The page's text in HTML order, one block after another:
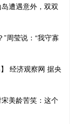
遭遇意外，双双
周莹说：“我守寡
经济观察网 据央
美龄苦笑：这个